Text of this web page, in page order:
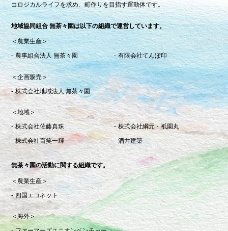
コロジカルライフを求め、町作りを目指す運動体です。
地域協同組合 無茶々園は以下の組織で運営しています。
＜農業生産＞
農事組合法人 無茶々園
有限会社てんぽ印
＜企画販売＞
株式会社地域法人 無茶々園
＜地域＞
株式会社佐藤真珠
株式会社綱元・祇園丸
株式会社百笑一輝
酒井建築
無茶々園の活動に関する組織です。
＜農業生産＞
四国エコネット
＜海外＞